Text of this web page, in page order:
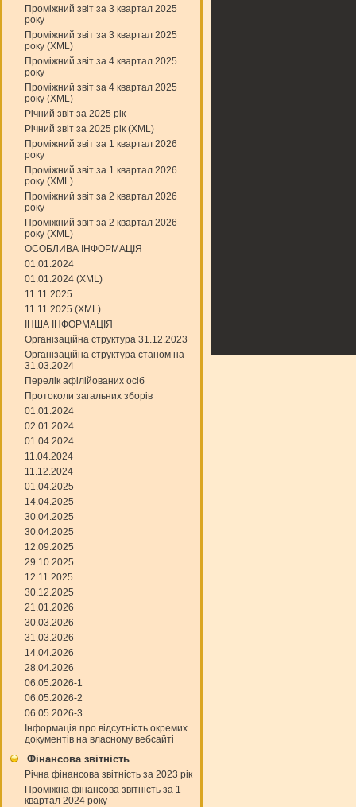
Проміжний звіт за 3 квартал 2025
року
Проміжний звіт за 3 квартал 2025
року (XML)
Проміжний звіт за 4 квартал 2025
року
Проміжний звіт за 4 квартал 2025
року (XML)
Річний звіт за 2025 рік
Річний звіт за 2025 рік (XML)
Проміжний звіт за 1 квартал 2026
року
Проміжний звіт за 1 квартал 2026
року (XML)
Проміжний звіт за 2 квартал 2026
року
Проміжний звіт за 2 квартал 2026
року (XML)
ОСОБЛИВА ІНФОРМАЦІЯ
01.01.2024
01.01.2024 (XML)
11.11.2025
11.11.2025 (XML)
ІНША ІНФОРМАЦІЯ
Організаційна структура 31.12.2023
Організаційна структура станом на
31.03.2024
Перелік афілійованих осіб
Протоколи загальних зборів
01.01.2024
02.01.2024
01.04.2024
11.04.2024
11.12.2024
01.04.2025
14.04.2025
30.04.2025
30.04.2025
12.09.2025
29.10.2025
12.11.2025
30.12.2025
21.01.2026
30.03.2026
31.03.2026
14.04.2026
28.04.2026
06.05.2026-1
06.05.2026-2
06.05.2026-3
Інформація про відсутність окремих
документів на власному вебсайті
Фінансова звітність
Річна фінансова звітність за 2023 рік
Проміжна фінансова звітність за 1
квартал 2024 року